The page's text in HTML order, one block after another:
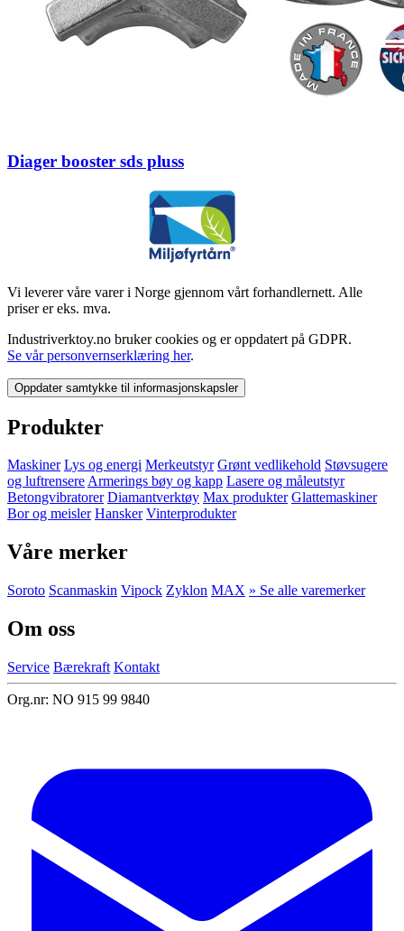
Diager booster sds pluss
Vi leverer våre varer i Norge gjennom vårt forhandlernett. Alle
priser er eks. mva.
Industriverktoy.no bruker cookies og er oppdatert på GDPR.
Se vår personvernserklæring her.
Oppdater samtykke til informasjonskapsler
Produkter
Maskiner Lys og energi Merkeutstyr Grønt vedlikehold Støvsugere
og luftrensereArmerings bøy og kapp Lasere og måleutstyr
Betongvibratorer Diamantverktøy Max produkter Glattemaskiner
Bor og meisler Hansker Vinterprodukter
Våre merker
Soroto Scanmaskin Vipock Zyklon MAX » Se alle varemerker
Om oss
Service Bærekraft Kontakt
Org.nr: NO 915 99 9840